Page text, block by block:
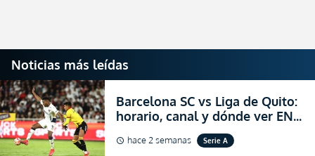
Noticias más leídas
Barcelona SC vs Liga de Quito:
horario, canal y dónde ver EN
VIVO la Fecha 22 de la LigaPro
2026
schedule hace 2 semanas Serie A